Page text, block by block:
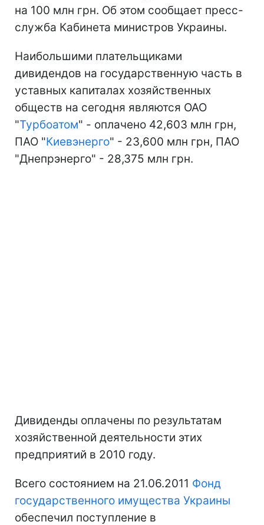
на 100 млн грн. Об этом сообщает пресс-
служба Кабинета министров Украины.
Наибольшими плательщиками
дивидендов на государственную часть в
уставных капиталах хозяйственных
обществ на сегодня являются ОАО
"Турбоатом" - оплачено 42,603 млн грн,
ПАО "Киевэнерго" - 23,600 млн грн, ПАО
"Днепрэнерго" - 28,375 млн грн.
Дивиденды оплачены по результатам
хозяйственной деятельности этих
предприятий в 2010 году.
Всего состоянием на 21.06.2011 Фонд
государственного имущества Украины
обеспечил поступление в